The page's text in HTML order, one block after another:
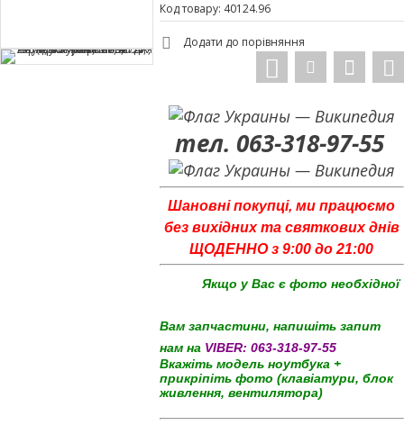
Код товару: 40124.96
Додати до порівняння
тел. 063-318-97-55
Шановні покупці, ми працюємо
без вихідних та святкових днів
ЩОДЕННО з 9:00 до 21:00
Якщо у Вас є фото необхідної
Вам запчастини, напишіть запит
нам на VIBER: 063-318-97-55
Вкажіть модель ноутбука +
прикріпіть фото (клавіатури, блок
живлення, вентилятора)